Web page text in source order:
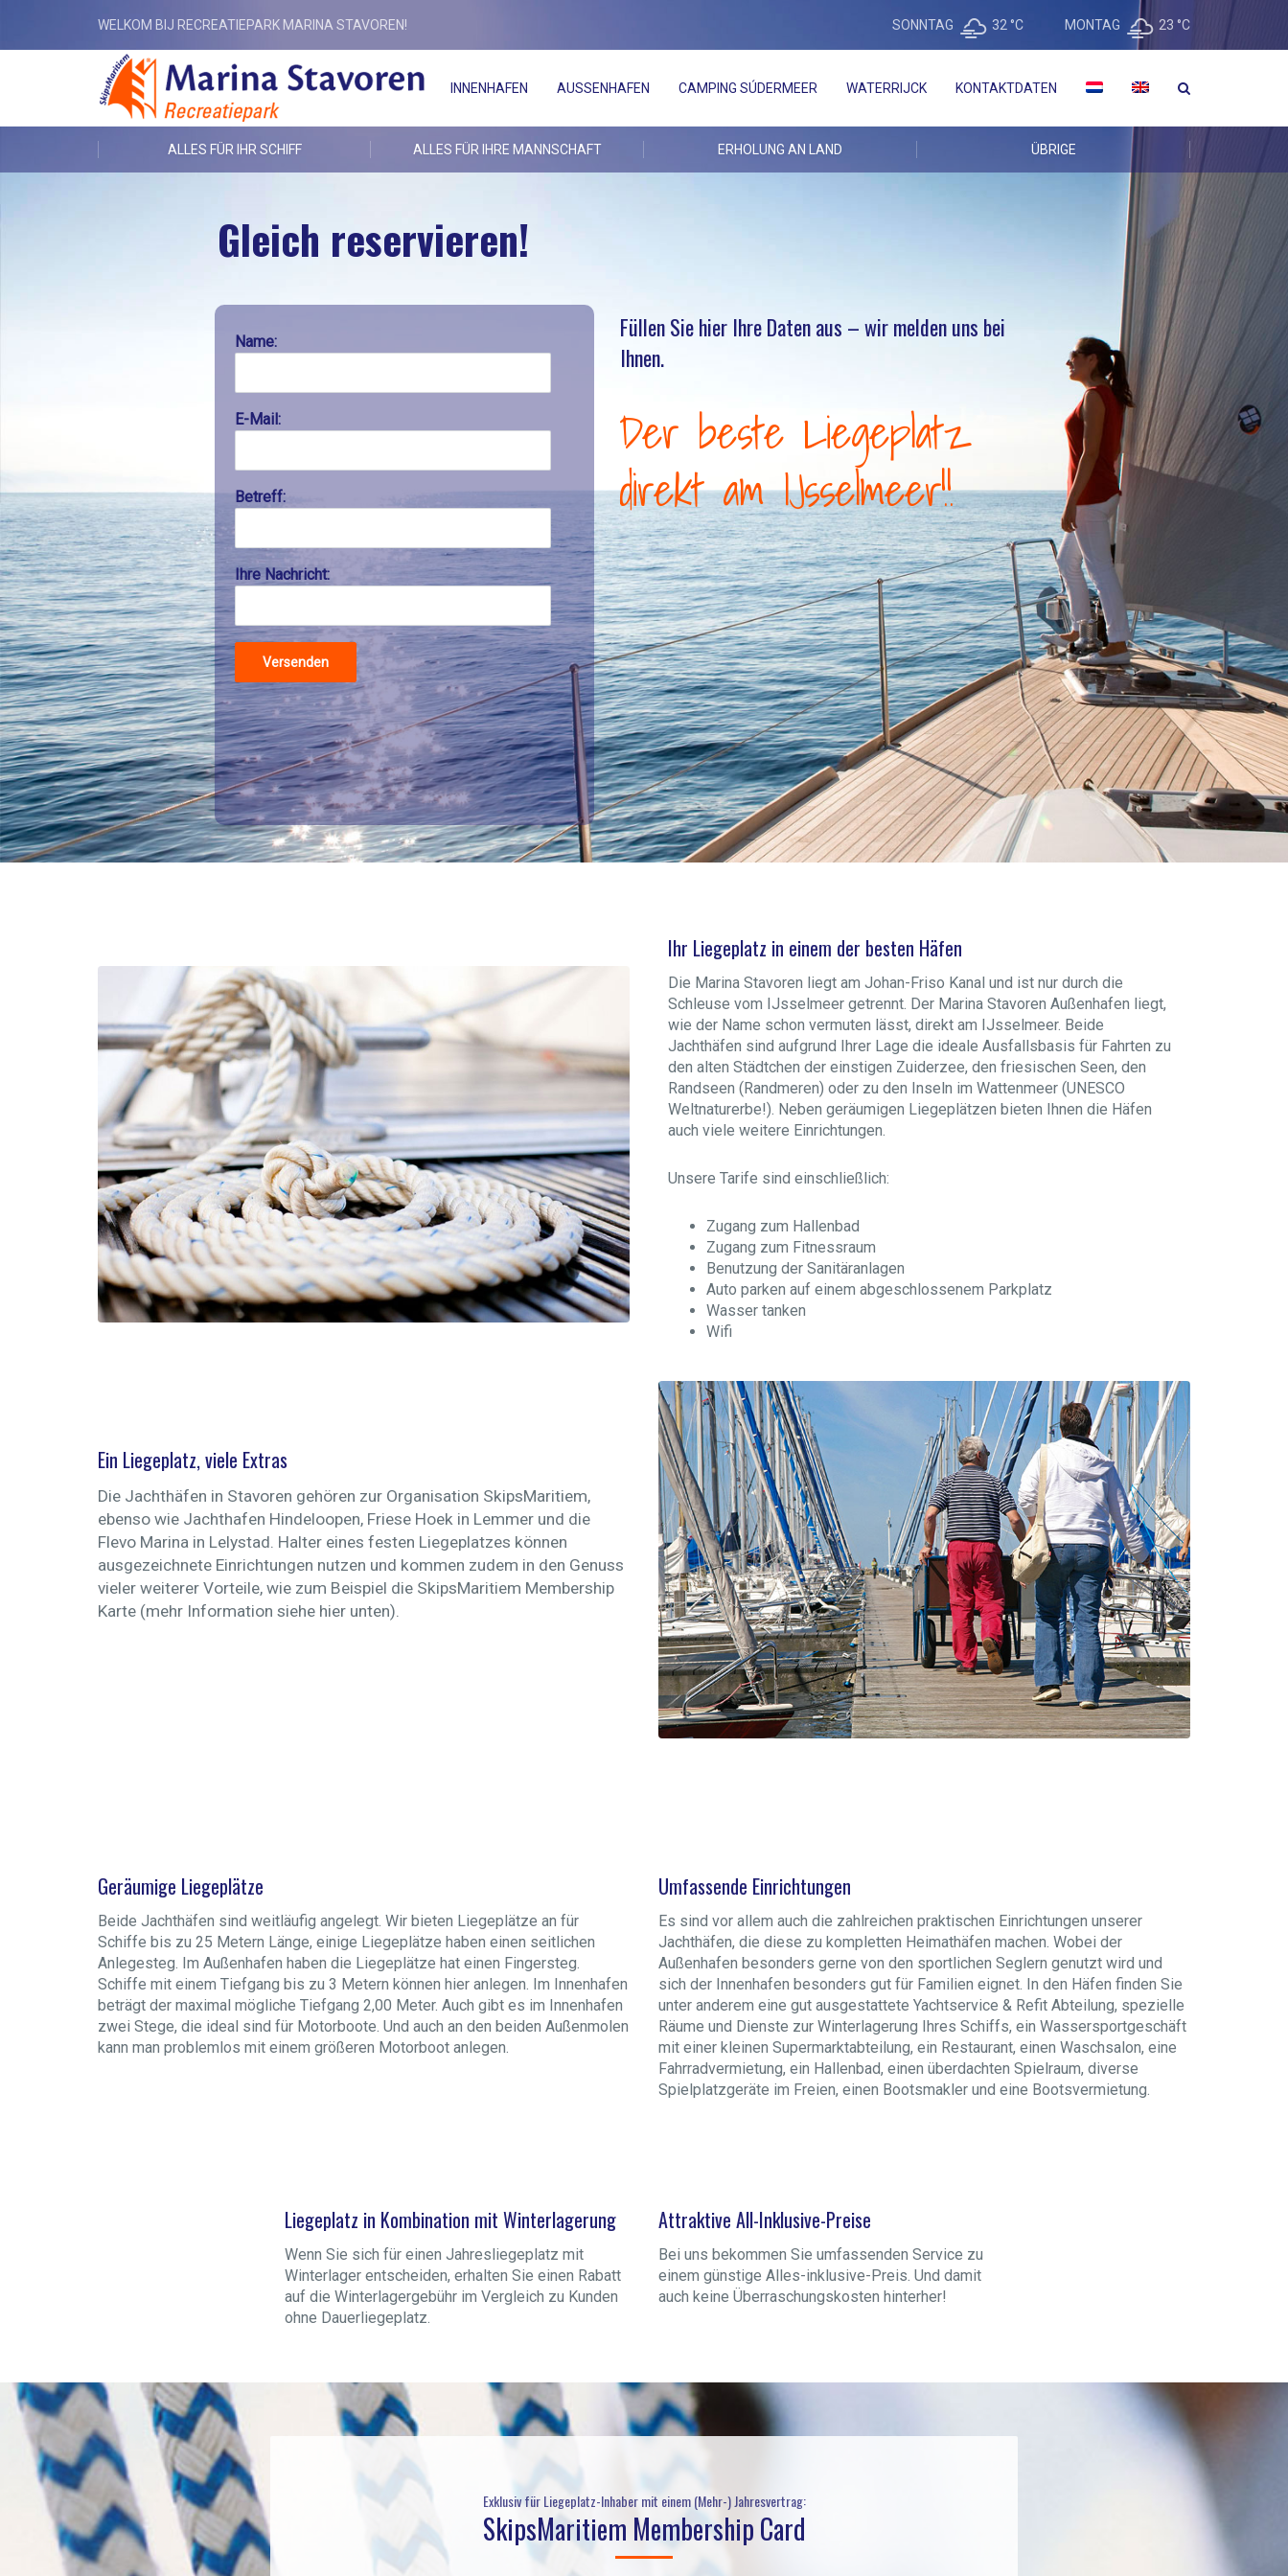
WELKOM BIJ RECREATIEPARK MARINA STAVOREN! SONNTAG 32 °C MONTAG 23 °C
INNENHAFEN AUSSENHAFEN CAMPING SÚDERMEER WATERRIJCK KONTAKTDATEN
ALLES FÜR IHR SCHIFF ALLES FÜR IHRE MANNSCHAFT ERHOLUNG AN LAND ÜBRIGE
Gleich reservieren!
Der beste Liegeplatz
direkt am IJsselmeer!!
Füllen Sie hier Ihre Daten aus – wir melden uns bei
Ihnen.
Name:
E-Mail:
Betreff:
Ihre Nachricht:
Ihr Liegeplatz in einem der besten Häfen
Die Marina Stavoren liegt am Johan-Friso Kanal und ist nur durch die
Schleuse vom IJsselmeer getrennt. Der Marina Stavoren Außenhafen liegt,
wie der Name schon vermuten lässt, direkt am IJsselmeer. Beide
Jachthäfen sind aufgrund Ihrer Lage die ideale Ausfallsbasis für Fahrten zu
den alten Städtchen der einstigen Zuiderzee, den friesischen Seen, den
Randseen (Randmeren) oder zu den Inseln im Wattenmeer (UNESCO
Weltnaturerbe!). Neben geräumigen Liegeplätzen bieten Ihnen die Häfen
auch viele weitere Einrichtungen.
Unsere Tarife sind einschließlich:
Zugang zum Hallenbad
Zugang zum Fitnessraum
Benutzung der Sanitäranlagen
Auto parken auf einem abgeschlossenem Parkplatz
Wasser tanken
Wifi
Ein Liegeplatz, viele Extras
Die Jachthäfen in Stavoren gehören zur Organisation SkipsMaritiem,
ebenso wie Jachthafen Hindeloopen, Friese Hoek in Lemmer und die
Flevo Marina in Lelystad. Halter eines festen Liegeplatzes können
ausgezeichnete Einrichtungen nutzen und kommen zudem in den Genuss
vieler weiterer Vorteile, wie zum Beispiel die SkipsMaritiem Membership
Karte (mehr Information siehe hier unten).
Geräumige Liegeplätze
Beide Jachthäfen sind weitläufig angelegt. Wir bieten Liegeplätze an für
Schiffe bis zu 25 Metern Länge, einige Liegeplätze haben einen seitlichen
Anlegesteg. Im Außenhafen haben die Liegeplätze hat einen Fingersteg.
Schiffe mit einem Tiefgang bis zu 3 Metern können hier anlegen. Im Innenhafen
beträgt der maximal mögliche Tiefgang 2,00 Meter. Auch gibt es im Innenhafen
zwei Stege, die ideal sind für Motorboote. Und auch an den beiden Außenmolen
kann man problemlos mit einem größeren Motorboot anlegen.
Umfassende Einrichtungen
Es sind vor allem auch die zahlreichen praktischen Einrichtungen unserer
Jachthäfen, die diese zu kompletten Heimathäfen machen. Wobei der
Außenhafen besonders gerne von den sportlichen Seglern genutzt wird und
sich der Innenhafen besonders gut für Familien eignet. In den Häfen finden Sie
unter anderem eine gut ausgestattete Yachtservice & Refit Abteilung, spezielle
Räume und Dienste zur Winterlagerung Ihres Schiffs, ein Wassersportgeschäft
mit einer kleinen Supermarktabteilung, ein Restaurant, einen Waschsalon, eine
Fahrradvermietung, ein Hallenbad, einen überdachten Spielraum, diverse
Spielplatzgeräte im Freien, einen Bootsmakler und eine Bootsvermietung.
Liegeplatz in Kombination mit Winterlagerung
Wenn Sie sich für einen Jahresliegeplatz mit
Winterlager entscheiden, erhalten Sie einen Rabatt
auf die Winterlagergebühr im Vergleich zu Kunden
ohne Dauerliegeplatz.
Attraktive All-Inklusive-Preise
Bei uns bekommen Sie umfassenden Service zu
einem günstige Alles-inklusive-Preis. Und damit
auch keine Überraschungskosten hinterher!
Exklusiv für Liegeplatz-Inhaber mit einem (Mehr-) Jahresvertrag:
SkipsMaritiem Membership Card